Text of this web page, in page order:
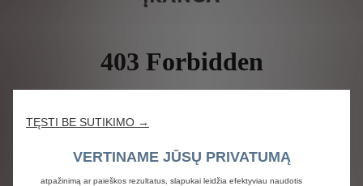
TĘSTI BE SUTIKIMO →
VERTINAME JŪSŲ PRIVATUMĄ
naudojame slapukus (angl. cookies). Slapukai mums suteikia galimybę
galimybes pritaikyti jums. Panaudodami įvairias funkcijas, pavyzdžiui, kalbos
atpažinimą ar paieškos rezultatus, slapukai leidžia efektyviau naudotis